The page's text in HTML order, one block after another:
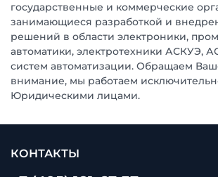
государственные и коммерческие
занимающиеся разработкой и
решений в области электроники,
автоматики, электротехники АСКУЭ,
систем автоматизации. Обращаем
внимание, мы работаем
Юридическими лицами.
КОНТАКТЫ